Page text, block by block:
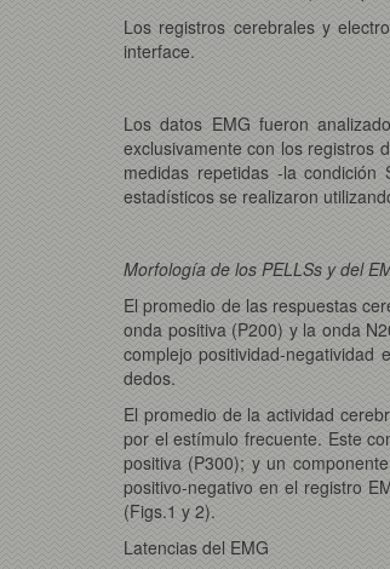
Los registros cerebrales y
interface.
Los datos EMG fueron
exclusivamente con los registros
medidas repetidas -la
estadísticos se realizaron
Morfología de los PELLSs y del
El promedio de las respuestas
onda positiva (P200) y la onda
complejo positividad-
dedos.
El promedio de la actividad
por el estímulo frecuente. Este
positiva (P300); y un
positivo-negativo en el registro
(Figs.1 y 2).
Latencias del EMG